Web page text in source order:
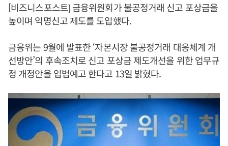
[비즈니스포스트] 금융위원회가 불공정거래 신고 포상금을
높이며 익명신고 제도를 도입했다.
금융위는 9월에 발표한 ‘자본시장 불공정거래 대응체계 개
선방안’의 후속조치로 신고 포상금 제도개선을 위한 업무규
정 개정안을 입법예고 한다고 13일 밝혔다.